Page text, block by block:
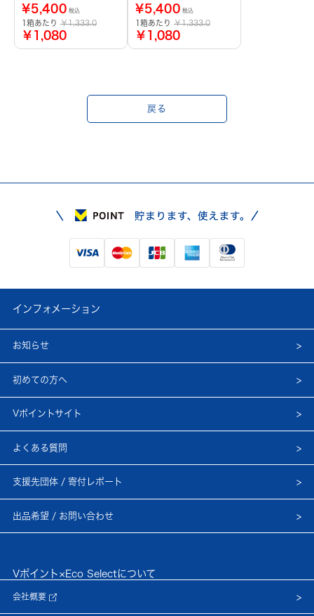
¥5,400 税込
1箱あたり ￥1,333.0
￥1,080
¥5,400 税込
1箱あたり ￥1,333.0
￥1,080
戻る
インフォメーション
お知らせ
初めての方へ
Vポイントサイト
よくある質問
支援先団体 / 寄付レポート
出品希望 / お問い合わせ
Vポイント×Eco Selectについて
会社概要